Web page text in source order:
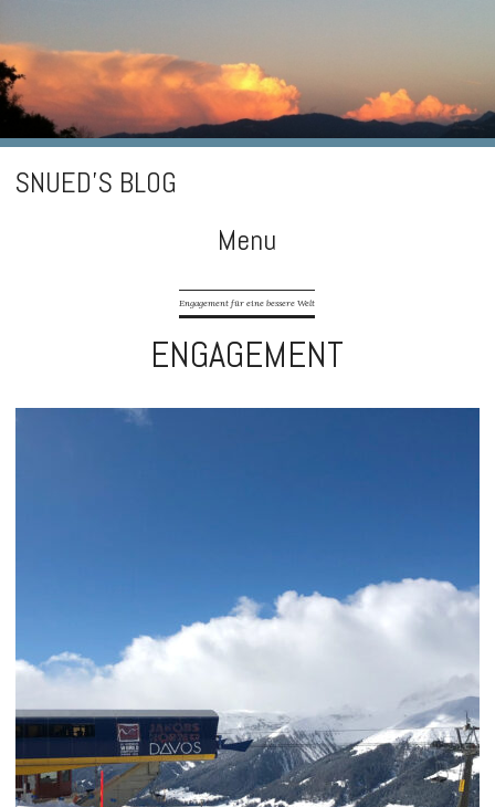
SNUED'S BLOG
Menu
Engagement für eine bessere Welt
ENGAGEMENT